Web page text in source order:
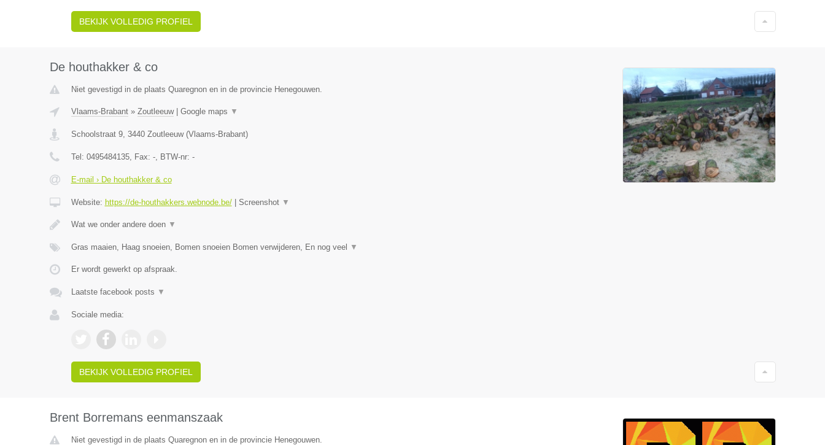
BEKIJK VOLLEDIG PROFIEL
De houthakker & co
Niet gevestigd in de plaats Quaregnon en in de provincie Henegouwen.
Vlaams-Brabant» Zoutleeuw| Google maps ▼
Schoolstraat 9, 3440 Zoutleeuw(Vlaams-Brabant)
Tel: 0495484135, Fax: -, BTW-nr: -
E-mail › De houthakker & co
Website: https://de-houthakkers.webnode.be/| Screenshot ▼
Wat we onder andere doen ▼
Gras maaien, Haag snoeien, Bomen snoeien Bomen verwijderen, En nog veel ▼
Er wordt gewerkt op afspraak.
Laatste facebook posts ▼
Sociale media:
BEKIJK VOLLEDIG PROFIEL
Brent Borremans eenmanszaak
Niet gevestigd in de plaats Quaregnon en in de provincie Henegouwen.